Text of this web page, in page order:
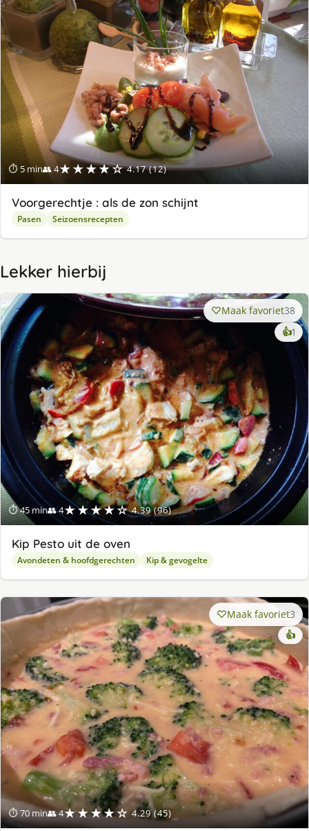
⏱ 5 min👥 4★★★★☆ 4.17 (12)
Voorgerechtje : als de zon schijnt
Pasen Seizoensrecepten
Lekker hierbij
⏱ 45 min👥 4★★★★☆ 4.39 (96)
Maak favoriet38
👍1
Kip Pesto uit de oven
Avondeten & hoofdgerechten Kip & gevogelte
⏱ 70 min👥 4★★★★☆ 4.29 (45)
Maak favoriet3
👍